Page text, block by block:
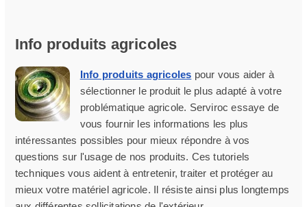
Info produits agricoles
Info produits agricoles pour vous aider à
sélectionner le produit le plus adapté à votre
problématique agricole. Serviroc essaye de
vous fournir les informations les plus
intéressantes possibles pour mieux répondre à vos
questions sur l'usage de nos produits. Ces tutoriels
techniques vous aident à entretenir, traiter et protéger au
mieux votre matériel agricole. Il résiste ainsi plus longtemps